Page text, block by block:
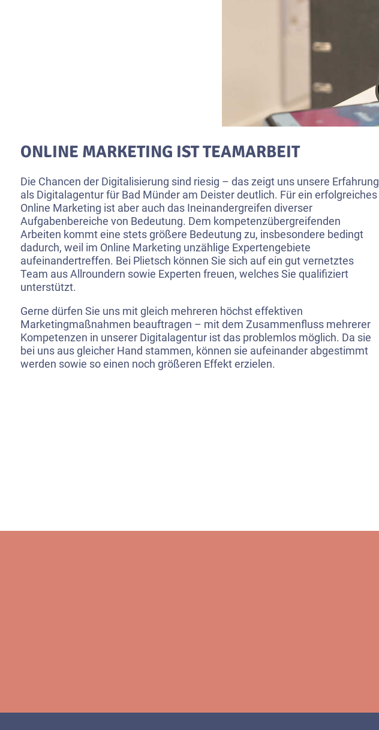
ONLINE MARKETING IST TEAMARBEIT
Die Chancen der Digitalisierung sind riesig – das zeigt uns unsere Erfahrung
als Digitalagentur für Bad Münder am Deister deutlich. Für ein erfolgreiches
Online Marketing ist aber auch das Ineinandergreifen diverser
Aufgabenbereiche von Bedeutung. Dem kompetenzübergreifenden
Arbeiten kommt eine stets größere Bedeutung zu, insbesondere bedingt
dadurch, weil im Online Marketing unzählige Expertengebiete
aufeinandertreffen. Bei Plietsch können Sie sich auf ein gut vernetztes
Team aus Allroundern sowie Experten freuen, welches Sie qualifiziert
unterstützt.
Gerne dürfen Sie uns mit gleich mehreren höchst effektiven
Marketingmaßnahmen beauftragen – mit dem Zusammenfluss mehrerer
Kompetenzen in unserer Digitalagentur ist das problemlos möglich. Da sie
bei uns aus gleicher Hand stammen, können sie aufeinander abgestimmt
werden sowie so einen noch größeren Effekt erzielen.